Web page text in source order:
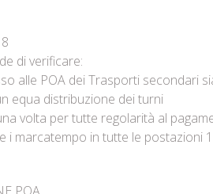
di verificare:
alle POA dei Trasporti
equa distribuzione dei turni
volta per tutte regolarità al
i marcatempo in tutte le